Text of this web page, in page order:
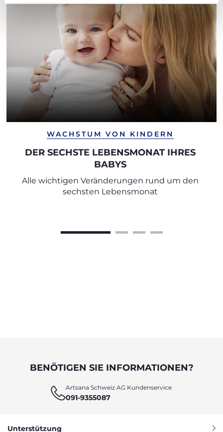
WACHSTUM VON KINDERN
DER SECHSTE LEBENSMONAT IHRES
BABYS
Alle wichtigen Veränderungen rund um den
sechsten Lebensmonat
BENÖTIGEN SIE INFORMATIONEN?
Artsana Schweiz AG Kundenservice
091-9355087
Unterstützung